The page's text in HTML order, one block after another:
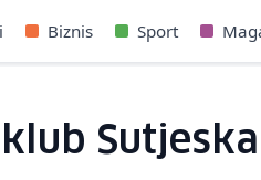
Biznis Sport